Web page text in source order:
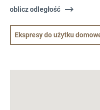
oblicz odległość
Ekspresy do użytku